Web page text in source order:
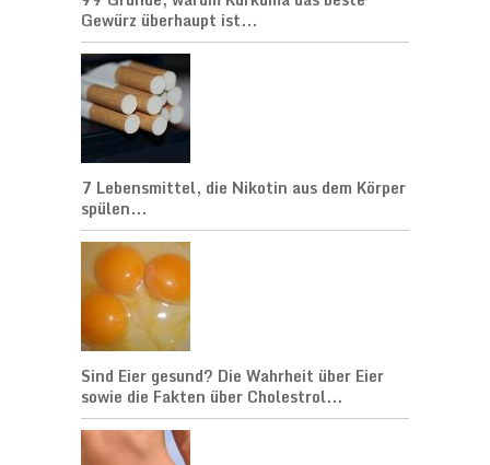
Gewürz überhaupt ist...
7 Lebensmittel, die Nikotin aus dem Körper
spülen...
Sind Eier gesund? Die Wahrheit über Eier
sowie die Fakten über Cholestrol...